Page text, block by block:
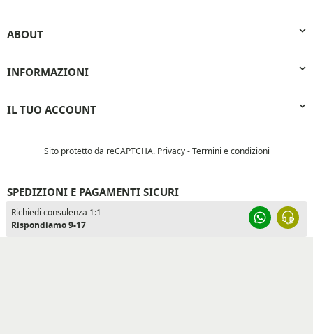
ABOUT
INFORMAZIONI
IL TUO ACCOUNT
Sito protetto da reCAPTCHA. Privacy-Termini e condizioni
SPEDIZIONI E PAGAMENTI SICURI
Richiedi consulenza 1:1
Rispondiamo 9-17
Whatsapp